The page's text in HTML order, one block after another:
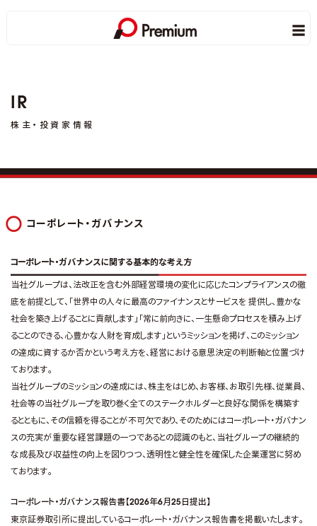
IR
株主・投資家情報
コーポレート・ガバナンス
コーポレート・ガバナンスに関する基本的な考え方
当社グループは、法改正を含む外部経営環境の変化に応じたコンプライアンスの徹
底を前提として、「世界中の人々に最高のファイナンスとサービスを 提供し、豊かな
社会を築き上げることに貢献します」「常に前向きに、一生懸命プロセスを積み上げ
ることのできる、心豊かな人財を育成します」というミッションを掲げ、このミッション
の達成に資するか否かという考え方を、経営における意思決定の判断軸と位置づけ
ております。
当社グループのミッションの達成には、株主をはじめ、お客様、お取引先様、従業員、
社会等の当社グループを取り巻く全てのステークホルダーと良好な関係を構築す
るとともに、その信頼を得ることが不可欠であり、そのためにはコーポレート・ガバナン
スの充実が重要な経営課題の一つであるとの認識のもと、当社グループの継続的
な成長及び収益性の向上を図りつつ、透明性と健全性を確保した企業運営に努め
ております。
コーポレート・ガバナンス報告書【2026年6月25日提出】
東京証券取引所に提出しているコーポレート・ガバナンス報告書を掲載いたします。